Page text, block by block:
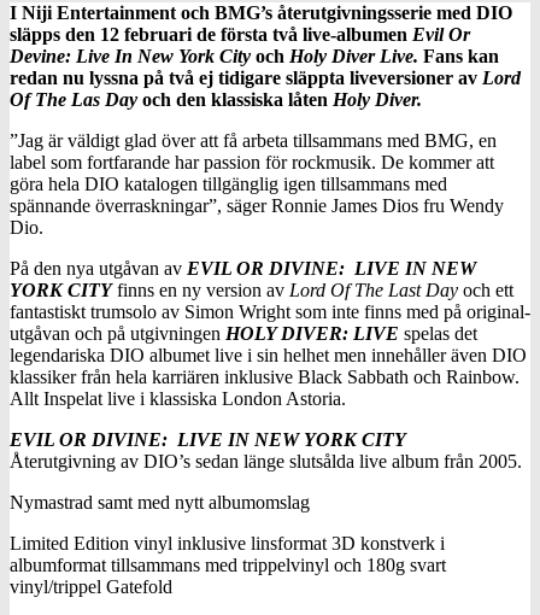
I Niji Entertainment och BMG’s återutgivningsserie med DIO
släpps den 12 februari de första två live-albumen Evil Or
Devine: Live In New York City och Holy Diver Live. Fans kan
redan nu lyssna på två ej tidigare släppta liveversioner av Lord
Of The Las Day och den klassiska låten Holy Diver.
”Jag är väldigt glad över att få arbeta tillsammans med BMG, en
label som fortfarande har passion för rockmusik. De kommer att
göra hela DIO katalogen tillgänglig igen tillsammans med
spännande överraskningar”, säger Ronnie James Dios fru Wendy
Dio.
På den nya utgåvan av EVIL OR DIVINE: LIVE IN NEW
YORK CITYfinns en ny version av Lord Of The Last Day och ett
fantastiskt trumsolo av Simon Wright som inte finns med på original-
utgåvan och på utgivningen HOLY DIVER: LIVE spelas det
legendariska DIO albumet live i sin helhet men innehåller även DIO
klassiker från hela karriären inklusive Black Sabbath och Rainbow.
Allt Inspelat live i klassiska London Astoria.
EVIL OR DIVINE: LIVE IN NEW YORK CITY
Återutgivning av DIO’s sedan länge slutsålda live album från 2005.
Nymastrad samt med nytt albumomslag
Limited Edition vinyl inklusive linsformat 3D konstverk i
albumformat tillsammans med trippelvinyl och 180g svart
vinyl/trippel Gatefold